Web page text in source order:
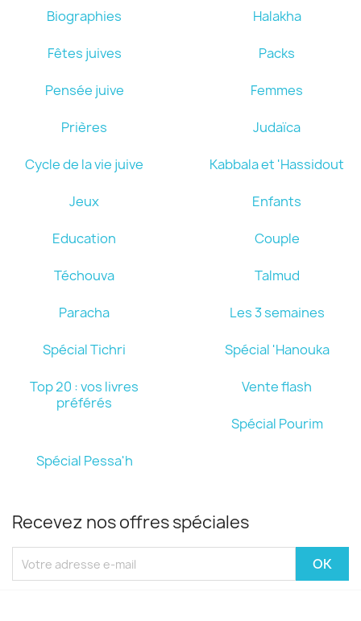
Biographies Halakha
Fêtes juives Packs
Pensée juive Femmes
Prières Judaïca
Cycle de la vie juive Kabbala et 'Hassidout
Jeux Enfants
Education Couple
Téchouva Talmud
Paracha Les 3 semaines
Spécial Tichri Spécial 'Hanouka
Top 20 : vos livres
préférés
Vente flash
Spécial Pourim
Spécial Pessa'h
Recevez nos offres spéciales